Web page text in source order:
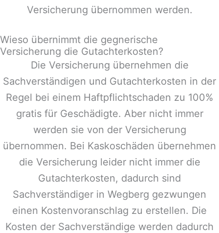
Versicherung übernommen werden.
Wieso übernimmt die gegnerische
Versicherung die Gutachterkosten?
Die Versicherung übernehmen die
Sachverständigen und Gutachterkosten in der
Regel bei einem Haftpflichtschaden zu 100%
gratis für Geschädigte. Aber nicht immer
werden sie von der Versicherung
übernommen. Bei Kaskoschäden übernehmen
die Versicherung leider nicht immer die
Gutachterkosten, dadurch sind
Sachverständiger in Wegberg gezwungen
einen Kostenvoranschlag zu erstellen. Die
Kosten der Sachverständige werden dadurch